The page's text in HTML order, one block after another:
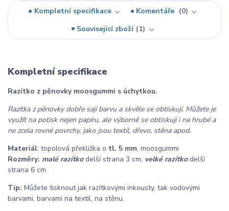
Kompletní specifikace Komentáře
0
Související zboží
1
Kompletní specifikace
Razítko z pěnovky moosgummi s úchytkou.
Razítka z pěnovky dobře sají barvu a skvěle se obtiskují. Můžete je
využít na potisk nejen papíru, ale výborně se obtiskují i na hrubé a
ne zcela rovné povrchy, jako jsou textil, dřevo, stěna apod.
Materiál: topolová překližka o tl. 5 mm, moosgummi
Rozměry: malé razítkodelší strana 3 cm, velké razítkodelší
strana 6 cm
Tip: Můžete tisknout jak razítkovými inkousty, tak vodovými
barvami, barvami na textil, na stěnu.